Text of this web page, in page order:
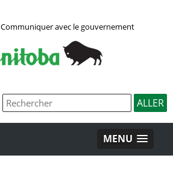
Communiquer avec le gouvernement
MENU